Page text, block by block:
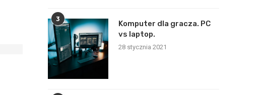
3
Komputer dla gracza. PC
vs laptop.
28 stycznia 2021